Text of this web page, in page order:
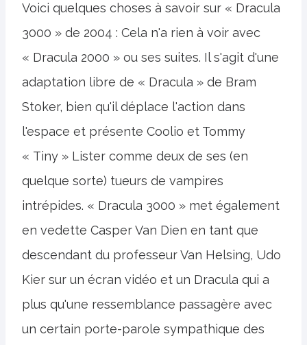
Voici quelques choses à savoir sur « Dracula
3000 » de 2004 : Cela n'a rien à voir avec
« Dracula 2000 » ou ses suites. Il s'agit d'une
adaptation libre de « Dracula » de Bram
Stoker, bien qu'il déplace l'action dans
l'espace et présente Coolio et Tommy
« Tiny » Lister comme deux de ses (en
quelque sorte) tueurs de vampires
intrépides. « Dracula 3000 » met également
en vedette Casper Van Dien en tant que
descendant du professeur Van Helsing, Udo
Kier sur un écran vidéo et un Dracula qui a
plus qu'une ressemblance passagère avec
un certain porte-parole sympathique des